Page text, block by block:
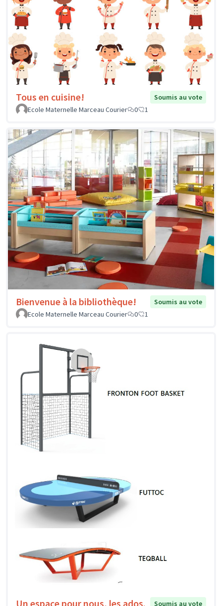
Tous en cuisine!
Soumis au vote
Ecole Maternelle Marceau Courier
0 1
Bienvenue à la bibliothèque!
Soumis au vote
Ecole Maternelle Marceau Courier
0 1
Un espace pour nous, les ados. Soumis au vote